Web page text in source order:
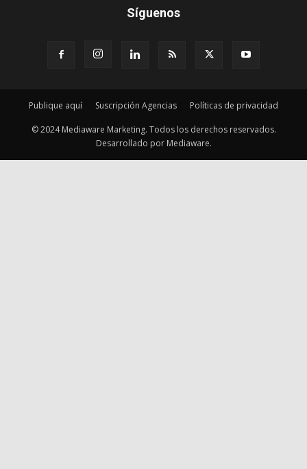
Síguenos
Publique aquí Suscripción Agencias Políticas de privacidad
© 2024 Mediaware Marketing. Todos los derechos reservados.
Desarrollado por Mediaware.